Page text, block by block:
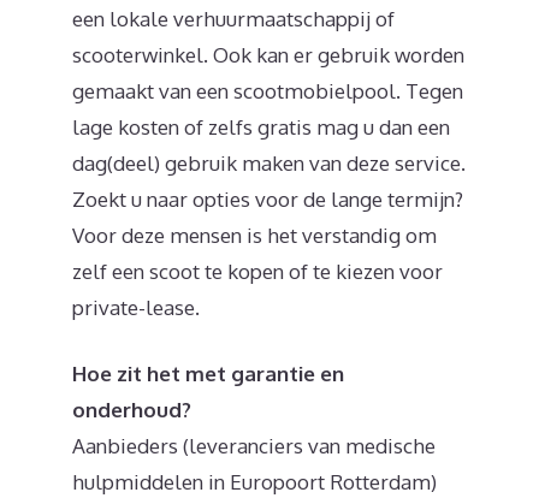
een lokale verhuurmaatschappij of
scooterwinkel. Ook kan er gebruik worden
gemaakt van een scootmobielpool. Tegen
lage kosten of zelfs gratis mag u dan een
dag(deel) gebruik maken van deze service.
Zoekt u naar opties voor de lange termijn?
Voor deze mensen is het verstandig om
zelf een scoot te kopen of te kiezen voor
private-lease.
Hoe zit het met garantie en
onderhoud?
Aanbieders (leveranciers van medische
hulpmiddelen in Europoort Rotterdam)